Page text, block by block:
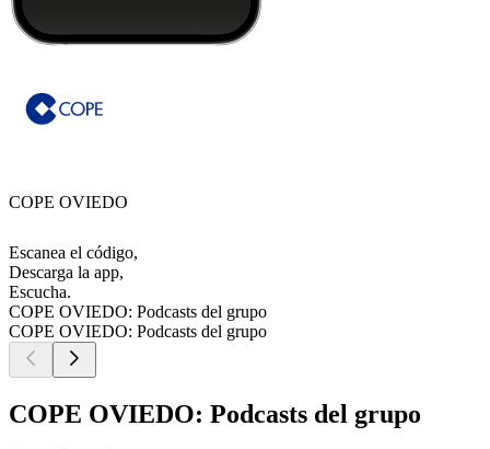
COPE OVIEDO
Escanea el código,
Descarga la app,
Escucha.
COPE OVIEDO: Podcasts del grupo
COPE OVIEDO: Podcasts del grupo
COPE OVIEDO: Podcasts del grupo